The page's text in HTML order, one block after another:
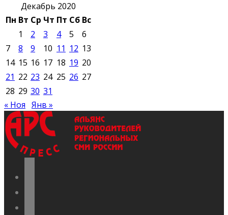
Декабрь 2020
Пн Вт Ср Чт Пт Сб Вс
1
2 3 4 5
6
7
8 9 10 11 12 13
14 15 16 17 18 19 20
21 22 23 24 25 26 27
28 29 30 31
« Ноя Янв »